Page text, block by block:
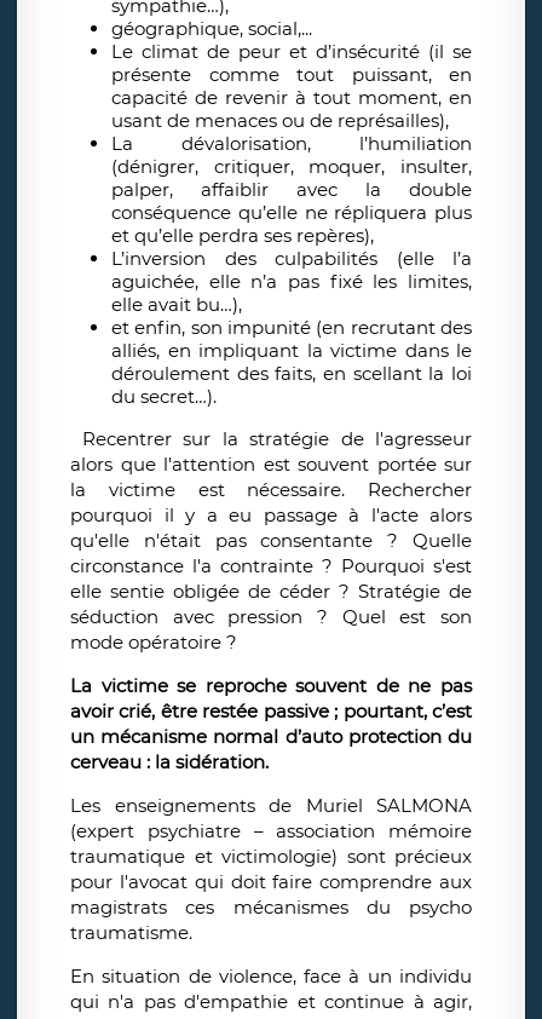
sympathie…),
géographique, social,...
Le climat de peur et d’insécurité (il se
présente comme tout puissant, en
capacité de revenir à tout moment, en
usant de menaces ou de représailles),
La dévalorisation, l’humiliation
(dénigrer, critiquer, moquer, insulter,
palper, affaiblir avec la double
conséquence qu’elle ne répliquera plus
et qu’elle perdra ses repères),
L’inversion des culpabilités (elle l’a
aguichée, elle n’a pas fixé les limites,
elle avait bu…),
et enfin, son impunité (en recrutant des
alliés, en impliquant la victime dans le
déroulement des faits, en scellant la loi
du secret…).
Recentrer sur la stratégie de l'agresseur
alors que l'attention est souvent portée sur
la victime est nécessaire. Rechercher
pourquoi il y a eu passage à l'acte alors
qu'elle n'était pas consentante ? Quelle
circonstance l'a contrainte ? Pourquoi s'est
elle sentie obligée de céder ? Stratégie de
séduction avec pression ? Quel est son
mode opératoire ?
La victime se reproche souvent de ne pas
avoir crié, être restée passive ; pourtant, c’est
un mécanisme normal d’auto protection du
cerveau : la sidération.
Les enseignements de Muriel SALMONA
(expert psychiatre – association mémoire
traumatique et victimologie) sont précieux
pour l'avocat qui doit faire comprendre aux
magistrats ces mécanismes du psycho
traumatisme.
En situation de violence, face à un individu
qui n'a pas d'empathie et continue à agir,